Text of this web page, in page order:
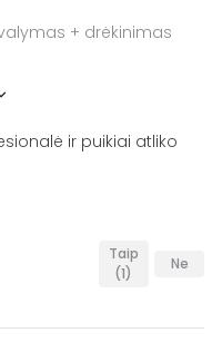
+ drėkinimas
ir puikiai atliko
Taip
(1)
Ne